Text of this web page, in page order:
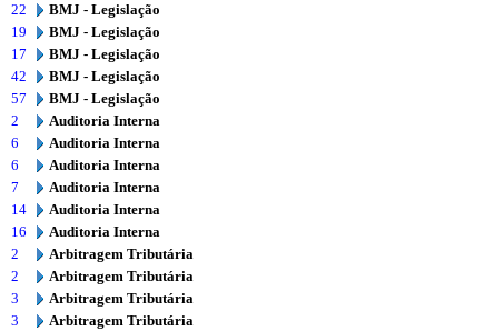
22
BMJ - Legislação
19
BMJ - Legislação
17
BMJ - Legislação
42
BMJ - Legislação
57
BMJ - Legislação
2
Auditoria Interna
6
Auditoria Interna
6
Auditoria Interna
7
Auditoria Interna
14
Auditoria Interna
16
Auditoria Interna
2
Arbitragem Tributária
2
Arbitragem Tributária
3
Arbitragem Tributária
3
Arbitragem Tributária